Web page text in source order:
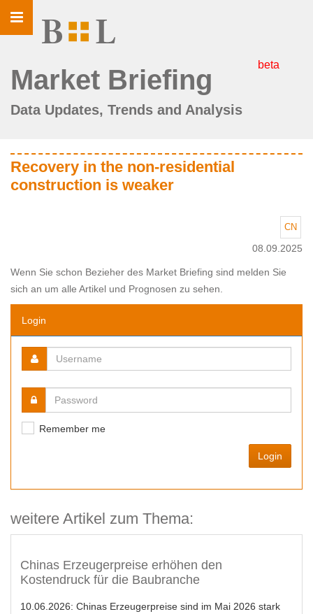
Toggle
navigation
Market Briefing beta
Data Updates, Trends and Analysis
Recovery in the non-residential
construction is weaker
CN
08.09.2025
Wenn Sie schon Bezieher des Market Briefing sind melden Sie
sich an um alle Artikel und Prognosen zu sehen.
Login
Remember me
Login
weitere Artikel zum Thema:
Chinas Erzeugerpreise erhöhen den
Kostendruck für die Baubranche
10.06.2026: Chinas Erzeugerpreise sind im Mai 2026 stark